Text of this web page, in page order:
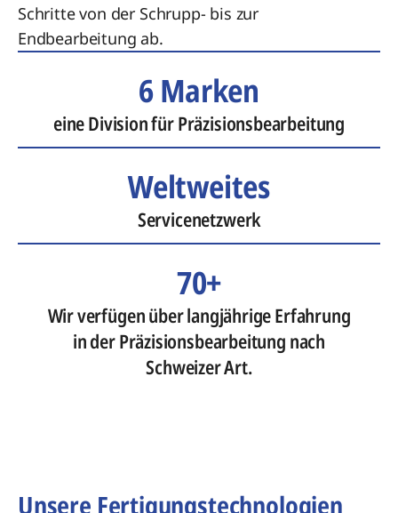
Schritte von der Schrupp- bis zur
Endbearbeitung ab.
6 Marken
eine Division für Präzisionsbearbeitung
Weltweites
Servicenetzwerk
70+
Wir verfügen über langjährige Erfahrung
in der Präzisionsbearbeitung nach
Schweizer Art.
Unsere Fertigungstechnologien